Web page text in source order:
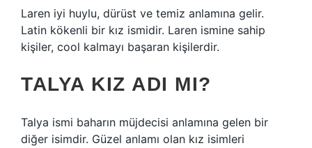
Laren iyi huylu, dürüst ve temiz anlamına gelir.
Latin kökenli bir kız ismidir. Laren ismine sahip
kişiler, cool kalmayı başaran kişilerdir.
TALYA KIZ ADI MI?
Talya ismi baharın müjdecisi anlamına gelen bir
diğer isimdir. Güzel anlamı olan kız isimleri